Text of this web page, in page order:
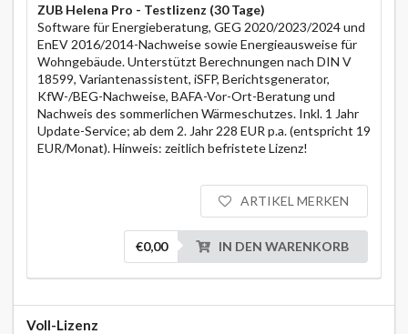
ZUB Helena Pro - Testlizenz (30 Tage)
Software für Energieberatung, GEG 2020/2023/2024 und
EnEV 2016/2014-Nachweise sowie Energieausweise für
Wohngebäude. Unterstützt Berechnungen nach DIN V
18599, Variantenassistent, iSFP, Berichtsgenerator,
KfW-/BEG-Nachweise, BAFA-Vor-Ort-Beratung und
Nachweis des sommerlichen Wärmeschutzes. Inkl. 1 Jahr
Update-Service; ab dem 2. Jahr 228 EUR p.a. (entspricht 19
EUR/Monat). Hinweis: zeitlich befristete Lizenz!
ARTIKEL MERKEN
€0,00 IN DEN WARENKORB
Voll-Lizenz